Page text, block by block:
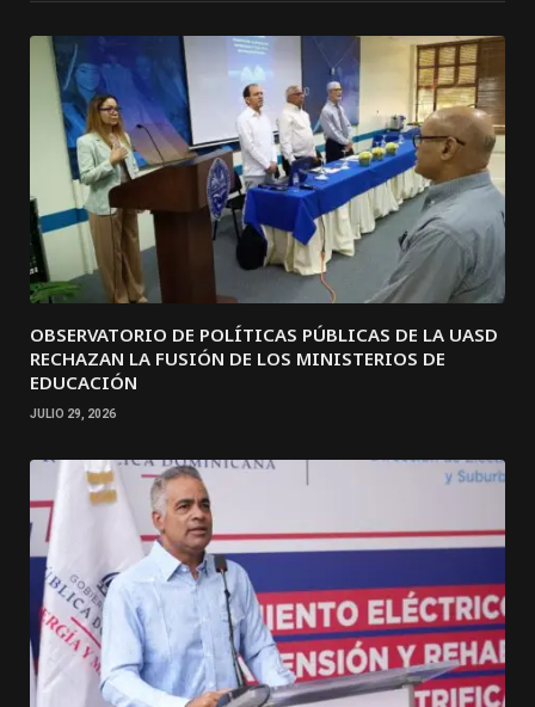
OBSERVATORIO DE POLÍTICAS PÚBLICAS DE LA UASD
RECHAZAN LA FUSIÓN DE LOS MINISTERIOS DE
EDUCACIÓN
JULIO 29, 2026